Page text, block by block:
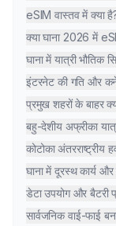
eSIM वास्तव में क्या
क्या घाना 2026 में
घाना में यात्री
इंटरनेट की गति और
प्रमुख शहरों के बाहर
बहु-देशीय अफ्रीका
कोटोका
घाना में दूरस्थ कार्य और
डेटा उपयोग और बैटरी
सार्वजनिक वाई-फाई